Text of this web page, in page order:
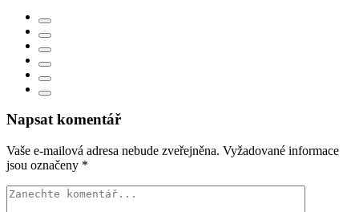
Napsat komentář
Vaše e-mailová adresa nebude zveřejněna. Vyžadované informace
jsou označeny *